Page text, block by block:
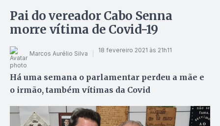
Pai do vereador Cabo Senna
morre vítima de Covid-19
Marcos Aurélio Silva 18 fevereiro 2021 às 21h11
Há uma semana o parlamentar perdeu a mãe e
o irmão, também vítimas da Covid